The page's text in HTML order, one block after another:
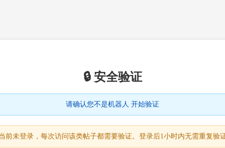
🔒 安全验证
请确认您不是机器人 开始验证
前未登录，每次访问该类帖子都需要验证。登录后1小时内无需重复验